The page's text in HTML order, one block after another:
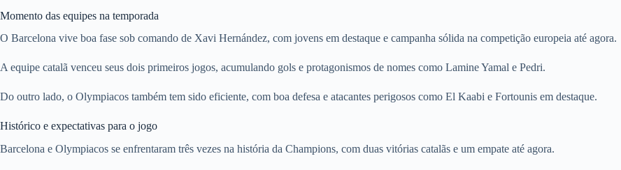
Momento das equipes na temporada
O Barcelona vive boa fase sob comando de Xavi Hernández, com jovens em destaque e campanha sólida na competição europeia até agora.
A equipe catalã venceu seus dois primeiros jogos, acumulando gols e protagonismos de nomes como Lamine Yamal e Pedri.
Do outro lado, o Olympiacos também tem sido eficiente, com boa defesa e atacantes perigosos como El Kaabi e Fortounis em destaque.
Histórico e expectativas para o jogo
Barcelona e Olympiacos se enfrentaram três vezes na história da Champions, com duas vitórias catalãs e um empate até agora.